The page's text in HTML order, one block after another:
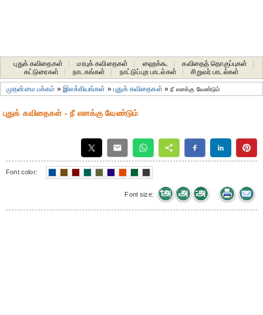
புதுக் கவிதைகள் மரபுக் கவிதைகள் ஹைக்கூ கவிதைத் தொகுப்புகள்
கட்டுரைகள்
நாடகங்கள் நாட்டுப்புற பாடல்கள் சிறுவர் பாடல்கள்
முதன்மை பக்கம் »இலக்கியங்கள் »புதுக் கவிதைகள் »நீ எனக்கு வேண்டும்
புதுக் கவிதைகள் - நீ எனக்கு வேண்டும்
Font color:
Font size: